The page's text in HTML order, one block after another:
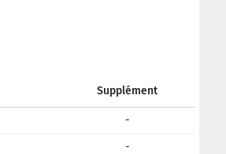
Supplément
-
-